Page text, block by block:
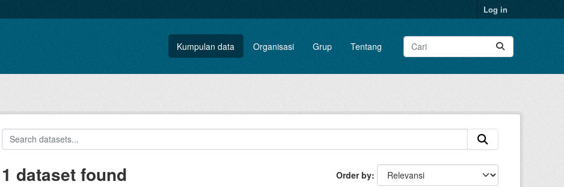
Log in
Kumpulan data Organisasi Grup Tentang
Order by
1 dataset found